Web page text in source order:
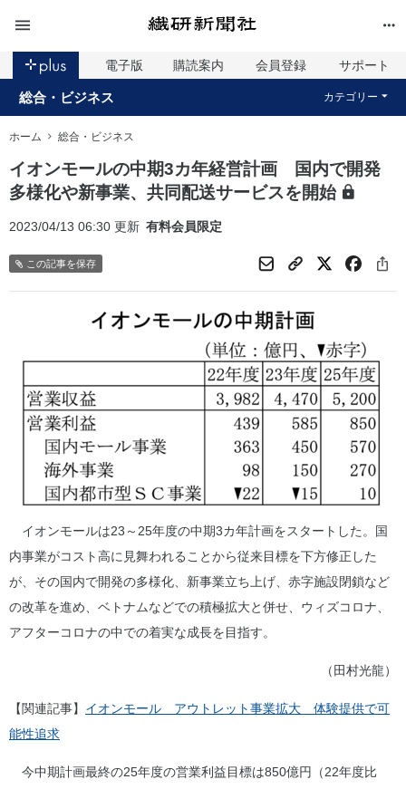
電子版 購読案内 会員登録 サポート
総合・ビジネス カテゴリー
ホーム 総合・ビジネス
イオンモールの中期3カ年経営計画 国内で開発
多様化や新事業、共同配送サービスを開始
2023/04/13 06:30 更新 有料会員限定
この記事を保存
イオンモールは23～25年度の中期3カ年計画をスタートした。国
内事業がコスト高に見舞われることから従来目標を下方修正した
が、その国内で開発の多様化、新事業立ち上げ、赤字施設閉鎖など
の改革を進め、ベトナムなどでの積極拡大と併せ、ウィズコロナ、
アフターコロナの中での着実な成長を目指す。
（田村光龍）
【関連記事】 イオンモール アウトレット事業拡大 体験提供で可
能性追求
今中期計画最終の25年度の営業利益目標は850億円（22年度比